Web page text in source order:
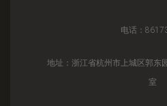
电话：
地址：浙江省杭州市上城区郭东
室